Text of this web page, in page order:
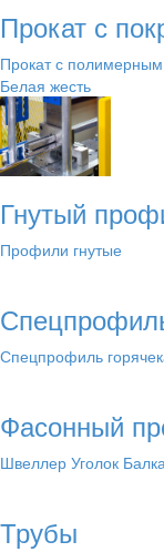
Прокат с
Прокат с
Белая жесть
Гнутый
Профили гнутые
Спецпрофиль
Фасонный
Швеллер Уголок
Трубы